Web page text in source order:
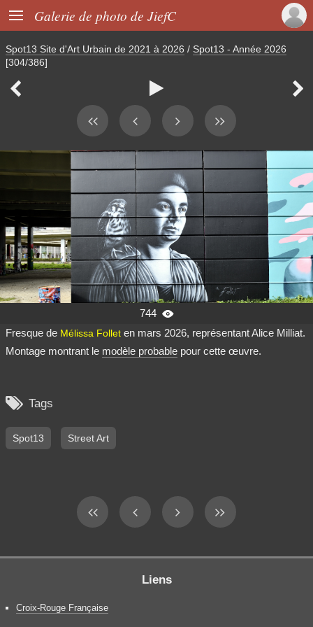
 Galerie de photo de JiefC
Spot13 Site d'Art Urbain de 2021 à 2026 / Spot13 - Année 2026
[304/386]
  
744 
Fresque de Mélissa Follet en mars 2026, représentant Alice Milliat.
Montage montrant le modèle probable pour cette œuvre.
 Tags
Spot13 Street Art
Liens
Croix-Rouge Française